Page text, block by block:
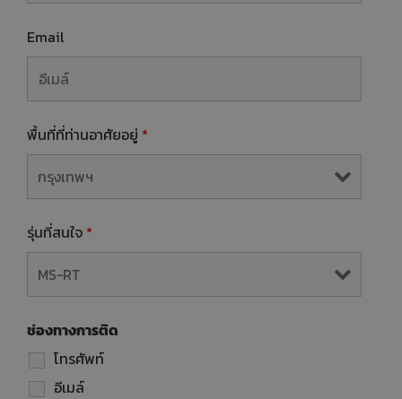
Email
พื้นที่ที่ท่านอาศัยอยู่ *
รุ่นที่สนใจ *
ช่องทางการติด
โทรศัพท์
อีเมล์